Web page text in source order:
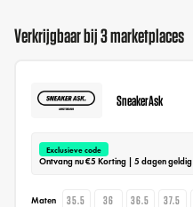
Verkrijgbaar bij 3 marketplaces
SneakerAsk
Exclusieve code
Ontvang nu €5 Korting | 5 dagen geldig
Maten 35.5 36 36.5 37.5